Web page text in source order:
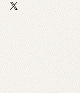
auf strapazierfähigem,
Scuba-Stoff
strapazierfähig und
Hintergrunddrucke
Dekorationszwecke.
Produkt?
in der Maschine
Tuch abgewischt
verwendet?